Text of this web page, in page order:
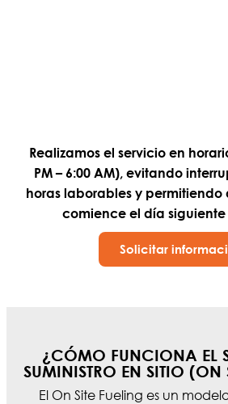
Realizamos el servicio en
PM – 6:00 AM), evitando
horas laborables y permitiendo
comience el día siguiente
Solicitar
¿CÓMO FUNCIONA EL
SUMINISTRO EN SITIO (ON
El On Site Fueling es un